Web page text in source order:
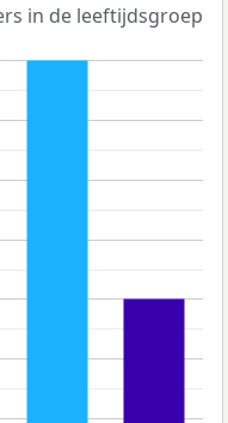
in de leeftijdsgroep